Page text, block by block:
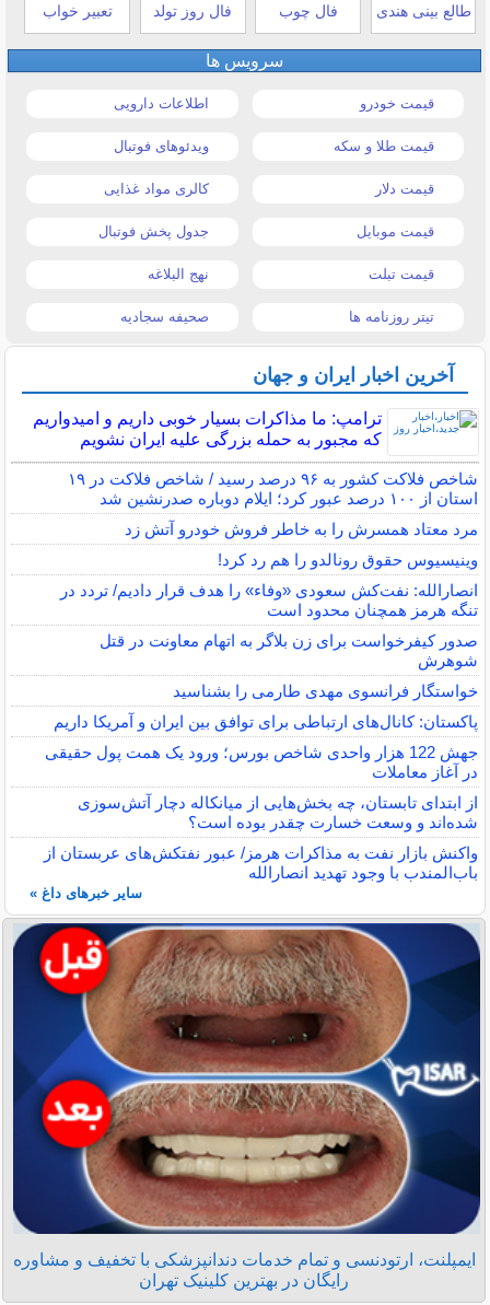
طالع بینی هندی فال چوب فال روز تولد تعبیر خواب
سرویس ها
قیمت خودرو اطلاعات دارویی
قیمت طلا و سکه ویدئوهای فوتبال
قیمت دلار کالری مواد غذایی
قیمت موبایل جدول پخش فوتبال
قیمت تبلت نهج البلاغه
تیتر روزنامه ها صحیفه سجادیه
آخرین اخبار ایران و جهان
ترامپ: ما مذاکرات بسیار خوبی داریم و امیدواریم
که مجبور به حمله بزرگی علیه ایران نشویم
شاخص فلاکت کشور به ۹۶ درصد رسید / شاخص فلاکت در ۱۹
استان از ۱۰۰ درصد عبور کرد؛ ایلام دوباره صدرنشین شد
مرد معتاد همسرش را به خاطر فروش خودرو آتش زد
وینیسیوس حقوق رونالدو را هم رد کرد!
انصارالله: نفت‌کش سعودی «وفاء» را هدف قرار دادیم/ تردد در
تنگه هرمز همچنان محدود است
صدور کیفرخواست برای زن بلاگر به اتهام معاونت در قتل
شوهرش
خواستگار فرانسوی مهدی طارمی را بشناسید
پاکستان: کانال‌های ارتباطی برای توافق بین ایران و آمریکا داریم
جهش 122 هزار واحدی شاخص بورس؛ ورود یک همت پول حقیقی
در آغاز معاملات
از ابتدای تابستان، چه بخش‌هایی از میانکاله دچار آتش‌سوزی
شده‌اند و وسعت خسارت چقدر بوده است؟
واکنش بازار نفت به مذاکرات هرمز/ عبور نفتکش‌های عربستان از
باب‌المندب با وجود تهدید انصارالله
سایر خبرهای داغ »
ایمپلنت، ارتودنسی و تمام خدمات دندانپزشکی با تخفیف و مشاوره
رایگان در بهترین کلینیک تهران